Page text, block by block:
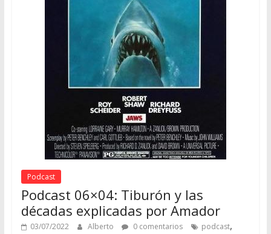
Podcast
Podcast 06×04: Tiburón y las
décadas explicadas por Amador
03/07/2022 Alberto 0 comentarios podcast,